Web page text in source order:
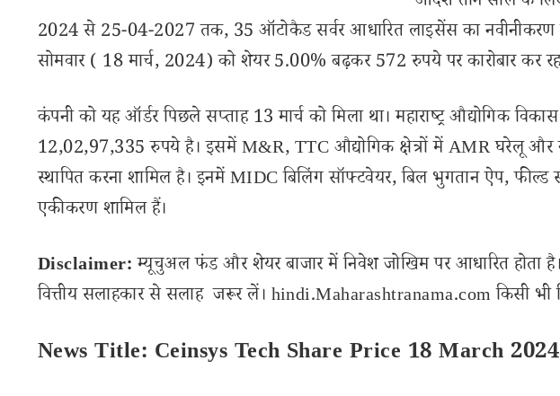
2024 से 25-04-2027 तक, 35 ऑटोकैड सर्वर आधारित लाइसेंस का नवीनीकरण
सोमवार ( 18 मार्च, 2024) को शेयर 5.00% बढ़कर 572 रुपये पर कारोबार कर
कंपनी को यह ऑर्डर पिछले सप्ताह 13 मार्च को मिला था। महाराष्ट्र औद्योगिक
12,02,97,335 रुपये है। इसमें M&R, TTC औद्योगिक क्षेत्रों में AMR घरेलू और
स्थापित करना शामिल है। इनमें MIDC बिलिंग सॉफ्टवेयर, बिल भुगतान ऐप,
एकीकरण शामिल हैं।
Disclaimer:म्यूचुअल फंड और शेयर बाजार में निवेश जोखिम पर आधारित होता
वित्तीय सलाहकार से सलाह जरूर लें। hindi.Maharashtranama.com किसी भी
News Title: Ceinsys Tech Share Price 18 March